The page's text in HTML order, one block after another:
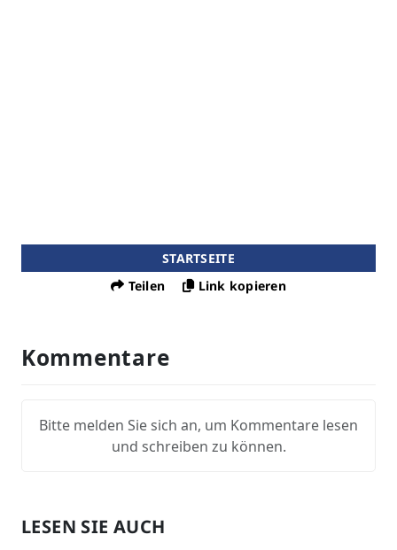
STARTSEITE
Teilen
Link kopieren
Kommentare
Bitte melden Sie sich an, um Kommentare lesen
und schreiben zu können.
LESEN SIE AUCH